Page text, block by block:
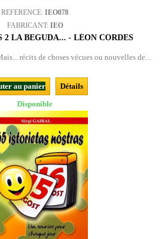
REFERENCE: IEO078
FABRICANT: IEO
2 LA BEGUDA... - LÉON CORDES
récits de choses vécues ou nouvelles de...
au panier
Détails
Disponible